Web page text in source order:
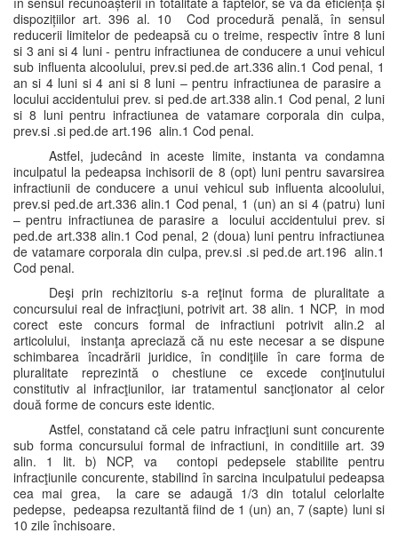
dispozițiilor art. 396 al. 10 Cod procedură penală, în sensul
reducerii limitelor de pedeapsă cu o treime, respectiv între 8 luni
si 3 ani si 4 luni - pentru infractiunea de conducere a unui vehicul
sub influenta alcoolului, prev.si ped.de art.336 alin.1 Cod penal, 1
an si 4 luni si 4 ani si 8 luni – pentru infractiunea de parasire a
locului accidentului prev. si ped.de art.338 alin.1 Cod penal, 2 luni
si 8 luni pentru infractiunea de vatamare corporala din culpa,
prev.si .si ped.de art.196 alin.1 Cod penal.
Astfel, judecând in aceste limite, instanta va condamna
inculpatul la pedeapsa inchisorii de 8 (opt) luni pentru savarsirea
infractiunii de conducere a unui vehicul sub influenta alcoolului,
prev.si ped.de art.336 alin.1 Cod penal, 1 (un) an si 4 (patru) luni
– pentru infractiunea de parasire a locului accidentului prev. si
ped.de art.338 alin.1 Cod penal, 2 (doua) luni pentru infractiunea
de vatamare corporala din culpa, prev.si .si ped.de art.196 alin.1
Cod penal.
Deşi prin rechizitoriu s-a reţinut forma de pluralitate a
concursului real de infracţiuni, potrivit art. 38 alin. 1 NCP, in mod
corect este concurs formal de infractiuni potrivit alin.2 al
articolului, instanţa apreciază că nu este necesar a se dispune
schimbarea încadrării juridice, în condiţiile în care forma de
pluralitate reprezintă o chestiune ce excede conţinutului
constitutiv al infracţiunilor, iar tratamentul sancţionator al celor
două forme de concurs este identic.
Astfel, constatand că cele patru infracţiuni sunt concurente
sub forma concursului formal de infractiuni, in conditiile art. 39
alin. 1 lit. b) NCP, va contopi pedepsele stabilite pentru
infracţiunile concurente, stabilind în sarcina inculpatului pedeapsa
cea mai grea, la care se adaugă 1/3 din totalul celorlalte
pedepse, pedeapsa rezultantă fiind de 1 (un) an, 7 (sapte) luni si
10 zile închisoare.